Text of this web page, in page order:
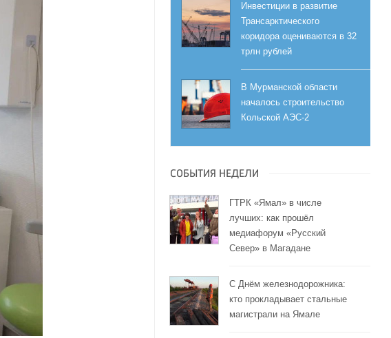
Инвестиции в развитие
Трансарктического
коридора оцениваются в 32
трлн рублей
В Мурманской области
началось строительство
Кольской АЭС-2
СОБЫТИЯ НЕДЕЛИ
ГТРК «Ямал» в числе
лучших: как прошёл
медиафорум «Русский
Север» в Магадане
С Днём железнодорожника:
кто прокладывает стальные
магистрали на Ямале